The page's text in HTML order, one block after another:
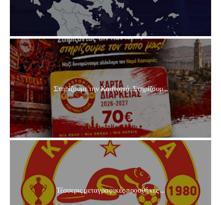
Στηρίζουμε την Καστοριά, Στηρίζουμ...
Τέσσερις μεταγραφικές προσθήκες ...